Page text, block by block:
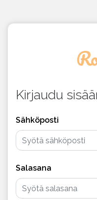
Kirjaudu
Sähköposti
Salasana